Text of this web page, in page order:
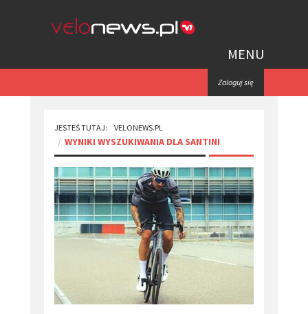
MENU
Zaloguj się
JESTEŚ TUTAJ: VELONEWS.PL
WYNIKI WYSZUKIWANIA DLA SANTINI